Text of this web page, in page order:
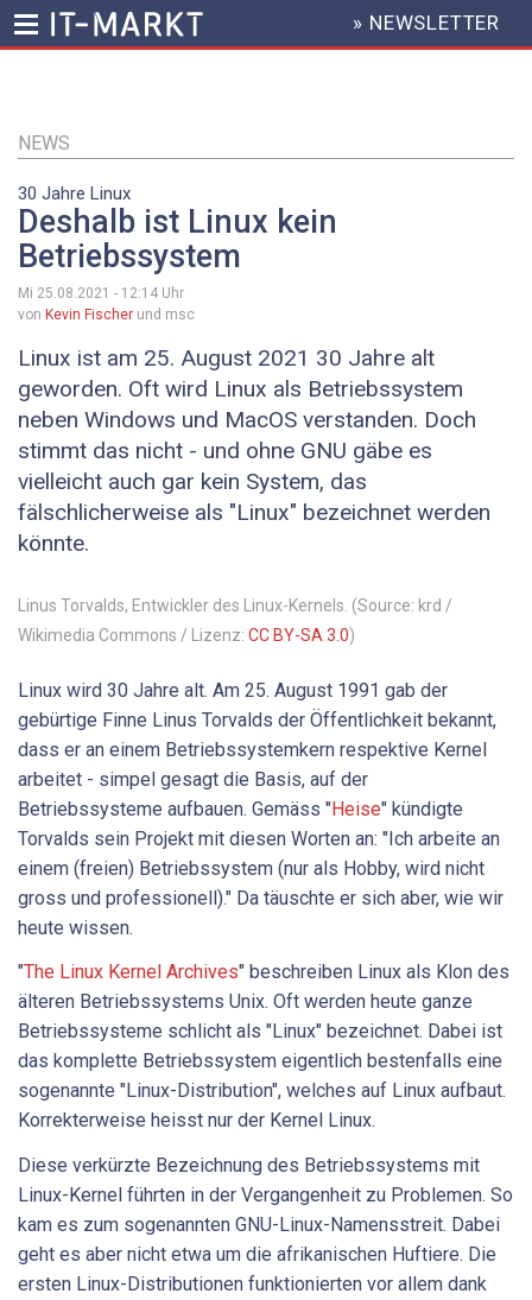
Inhalt
HEADER
MENU
» NEWSLETTER
NEWS
30 Jahre Linux
Deshalb ist Linux kein
Betriebssystem
Mi 25.08.2021 - 12:14 Uhr
von Kevin Fischer und msc
Linux ist am 25. August 2021 30 Jahre alt
geworden. Oft wird Linux als Betriebssystem
neben Windows und MacOS verstanden. Doch
stimmt das nicht - und ohne GNU gäbe es
vielleicht auch gar kein System, das
fälschlicherweise als "Linux" bezeichnet werden
könnte.
Linus Torvalds, Entwickler des Linux-Kernels. (Source: krd /
Wikimedia Commons / Lizenz: CC BY-SA 3.0)
Linux wird 30 Jahre alt. Am 25. August 1991 gab der
gebürtige Finne Linus Torvalds der Öffentlichkeit bekannt,
dass er an einem Betriebssystemkern respektive Kernel
arbeitet - simpel gesagt die Basis, auf der
Betriebssysteme aufbauen. Gemäss "Heise" kündigte
Torvalds sein Projekt mit diesen Worten an: "Ich arbeite an
einem (freien) Betriebssystem (nur als Hobby, wird nicht
gross und professionell)." Da täuschte er sich aber, wie wir
heute wissen.
"The Linux Kernel Archives" beschreiben Linux als Klon des
älteren Betriebssystems Unix. Oft werden heute ganze
Betriebssysteme schlicht als "Linux" bezeichnet. Dabei ist
das komplette Betriebssystem eigentlich bestenfalls eine
sogenannte "Linux-Distribution", welches auf Linux aufbaut.
Korrekterweise heisst nur der Kernel Linux.
Diese verkürzte Bezeichnung des Betriebssystems mit
Linux-Kernel führten in der Vergangenheit zu Problemen. So
kam es zum sogenannten GNU-Linux-Namensstreit. Dabei
geht es aber nicht etwa um die afrikanischen Huftiere. Die
ersten Linux-Distributionen funktionierten vor allem dank